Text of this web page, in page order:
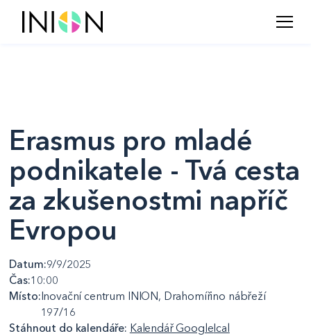
Erasmus pro mladé
podnikatele - Tvá cesta
za zkušenostmi napříč
Evropou
Datum:9/9/2025
Čas:10:00
Místo:Inovační centrum INION, Drahomířino nábřeží
197/16
Stáhnout do kalendáře: Kalendář GoogleIcal